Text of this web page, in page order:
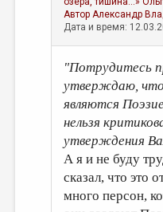
АвторАлександр
Дата и время:
"Потрудитесь
утверждаю, что
являются
нельзя
утверждения
А я и не буду
сказал, что это
много персон,